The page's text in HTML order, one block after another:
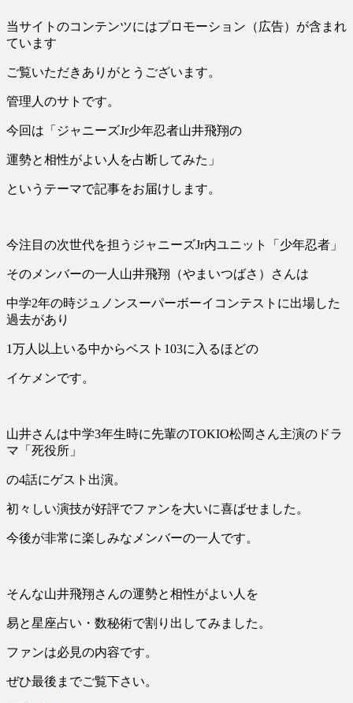
当サイトのコンテンツにはプロモーション（広告）が含まれ
ています
ご覧いただきありがとうございます。
管理人のサトです。
今回は「ジャニーズJr少年忍者山井飛翔の
運勢と相性がよい人を占断してみた」
というテーマで記事をお届けします。
今注目の次世代を担うジャニーズJr内ユニット「少年忍者」
そのメンバーの一人山井飛翔（やまいつばさ）さんは
中学2年の時ジュノンスーパーボーイコンテストに出場した
過去があり
1万人以上いる中からベスト103に入るほどの
イケメンです。
山井さんは中学3年生時に先輩のTOKIO松岡さん主演のドラ
マ「死役所」
の4話にゲスト出演。
初々しい演技が好評でファンを大いに喜ばせました。
今後が非常に楽しみなメンバーの一人です。
そんな山井飛翔さんの運勢と相性がよい人を
易と星座占い・数秘術で割り出してみました。
ファンは必見の内容です。
ぜひ最後までご覧下さい。